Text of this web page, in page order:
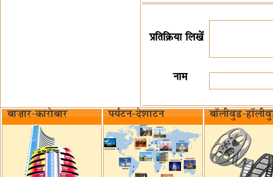
प्रतिक्रिया लिखें
नाम
बाज़ार-कारोबार पर्यटन-देशाटन बॉलीवुड-